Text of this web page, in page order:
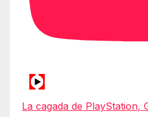
La cagada de PlayStation,